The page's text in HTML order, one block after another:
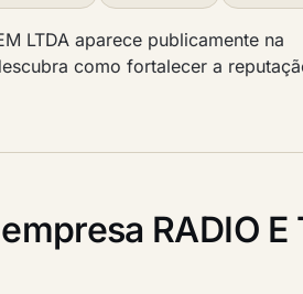
LTDA aparece publicamente na
como fortalecer a
RADIO E